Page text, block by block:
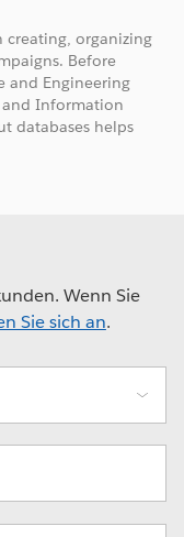
creating, organizing
Before
and Engineering
Information
databases helps
Wenn Sie
Sie sich an.